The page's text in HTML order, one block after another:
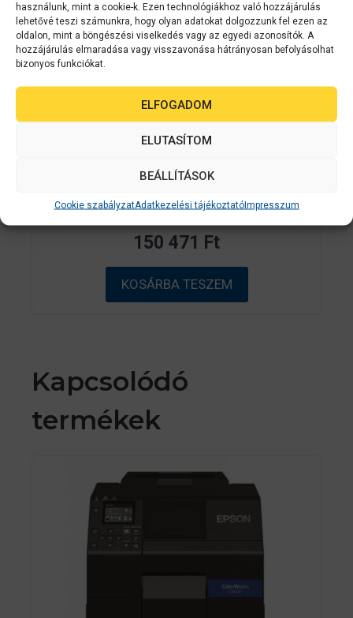
használunk, mint a cookie-k. Ezen technológiákhoz való hozzájárulás
lehetővé teszi számunkra, hogy olyan adatokat dolgozzunk fel ezen az
oldalon, mint a böngészési viselkedés vagy az egyedi azonosítók. A
hozzájárulás elmaradása vagy visszavonása hátrányosan befolyásolhat
bizonyos funkciókat.
ELFOGADOM
ELUTASÍTOM
BEÁLLÍTÁSOK
Cookie szabályzatAdatkezelési tájékoztatóImpresszum
Epson B12B808411
50000 / 60000 / 70000)
0
5
b
ő
l
Készleten
150 471 Ft
KOSÁRBA TESZEM
Kapcsolódó
termékek